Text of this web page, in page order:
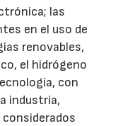
las
en el uso de
renovables,
el hidrógeno
con
industria,